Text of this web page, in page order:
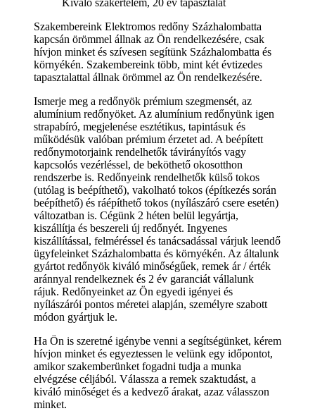
Szakembereink Elektromos redőny Százhalombatta
kapcsán örömmel állnak az Ön rendelkezésére, csak
hívjon minket és szívesen segítünk Százhalombatta és
környékén. Szakembereink több, mint két évtizedes
tapasztalattal állnak örömmel az Ön rendelkezésére.
Ismerje meg a redőnyök prémium szegmensét, az
alumínium redőnyöket. Az alumínium redőnyünk igen
strapabíró, megjelenése esztétikus, tapintásuk és
működésük valóban prémium érzetet ad. A beépített
redőnymotorjaink rendelhetők távirányítós vagy
kapcsolós vezérléssel, de beköthető okosotthon
rendszerbe is. Redőnyeink rendelhetők külső tokos
(utólag is beépíthető), vakolható tokos (építkezés során
beépíthető) és ráépíthető tokos (nyílászáró csere esetén)
változatban is. Cégünk 2 héten belül legyártja,
kiszállítja és beszereli új redőnyét. Ingyenes
kiszállítással, felméréssel és tanácsadással várjuk leendő
ügyfeleinket Százhalombatta és környékén. Az általunk
gyártot redőnyök kiváló minőségűek, remek ár / érték
aránnyal rendelkeznek és 2 év garanciát vállalunk
rájuk. Redőnyeinket az Ön egyedi igényei és
nyílászárói pontos méretei alapján, személyre szabott
módon gyártjuk le.
Ha Ön is szeretné igénybe venni a segítségünket, kérem
hívjon minket és egyeztessen le velünk egy időpontot,
amikor szakemberünket fogadni tudja a munka
elvégzése céljából. Válassza a remek szaktudást, a
kiváló minőséget és a kedvező árakat, azaz válasszon
minket.